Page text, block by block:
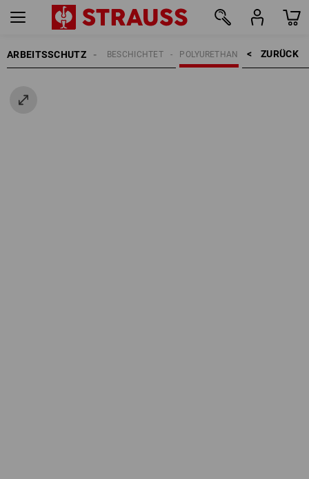
ARBEITSSCHUTZ ZURÜCK    >
POLYURETHAN
BESCHICHTET
HANDSCHUHE